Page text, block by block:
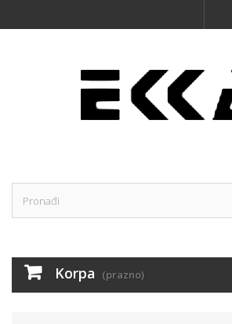
Korpa (prazno)